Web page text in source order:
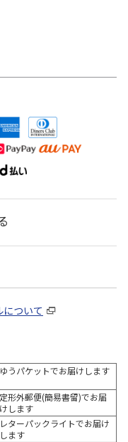
ついて
ゆうパケットでお届けします
定形外郵便(簡易書留)でお届
けします
レターパックライトでお届け
します